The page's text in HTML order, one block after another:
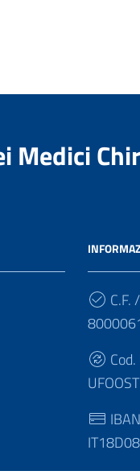
Medici
C.F.
UFOOST
IBAN